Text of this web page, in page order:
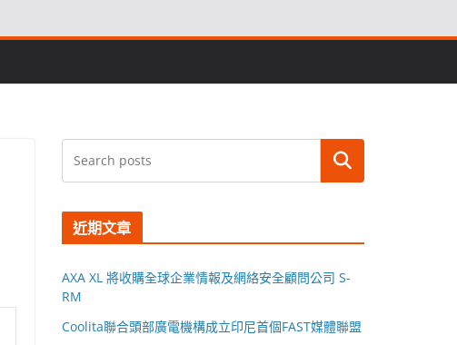
搜尋
近期文章
AXA XL 將收購全球企業情報及網絡安全顧問公司 S-
RM
Coolita聯合頭部廣電機構成立印尼首個FAST媒體聯盟